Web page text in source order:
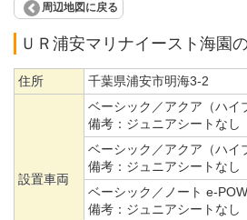
周辺地図に戻る
ＵＲ浦安マリナイースト海園
住所 千葉県浦安市明海3-2
設置車両
ベーシック／アクア（ハイ
備考： ジュニアシートなし
ベーシック／アクア（ハイ
備考： ジュニアシートなし
ベーシック／ノート e-
備考： ジュニアシートなし